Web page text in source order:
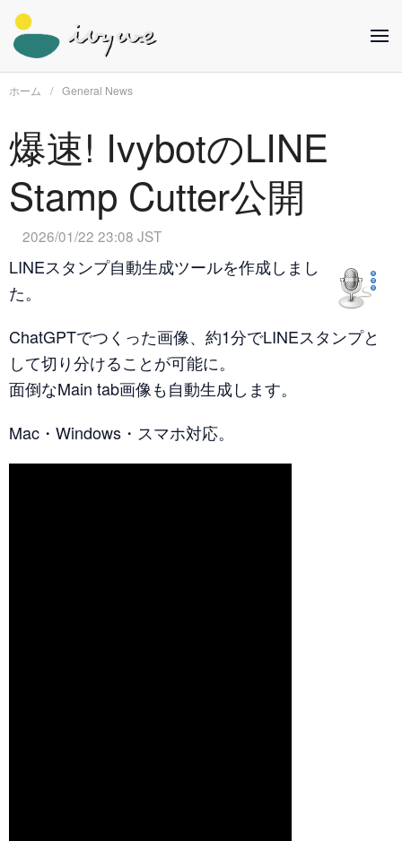
ホーム General News
爆速! IvybotのLINE
Stamp Cutter公開
2026/01/22 23:08 JST
LINEスタンプ自動生成ツールを作成しまし
た。
ChatGPTでつくった画像、約1分でLINEスタンプと
して切り分けることが可能に。
面倒なMain tab画像も自動生成します。
Mac・Windows・スマホ対応。